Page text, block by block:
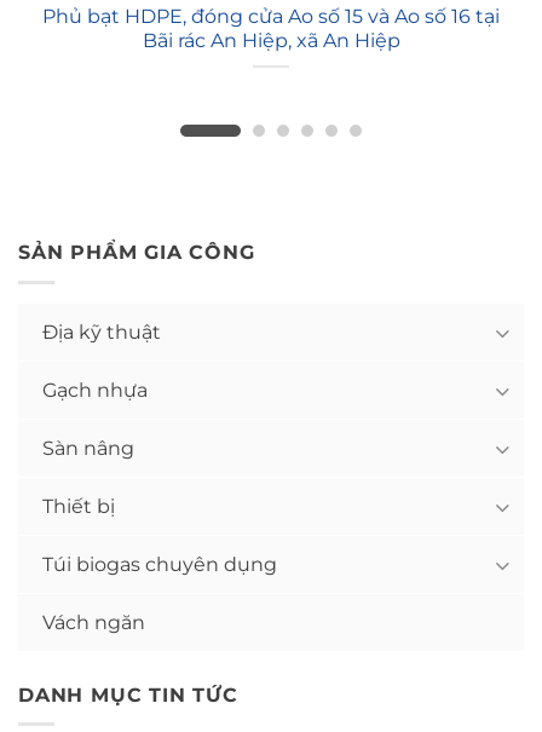
Phủ bạt HDPE, đóng cửa Ao số 15 và Ao số 16 tại
Bãi rác An Hiệp, xã An Hiệp
SẢN PHẨM GIA CÔNG
Địa kỹ thuật
Gạch nhựa
Sàn nâng
Thiết bị
Túi biogas chuyên dụng
Vách ngăn
DANH MỤC TIN TỨC